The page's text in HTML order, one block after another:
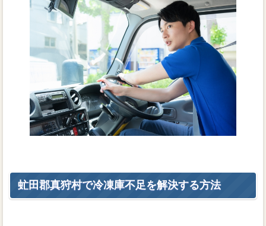
虻田郡真狩村で冷凍庫不足を解決する方法